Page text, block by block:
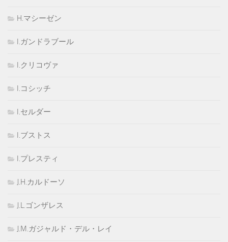
H.マシーゼン
I.ガンドラブール
I.クリコヴァ
I.コシッチ
I.セルダー
I.ブストス
I.プレスティ
J.H.カルドーソ
J.L.ゴンザレス
J.M.ガジャルド・デル・レイ